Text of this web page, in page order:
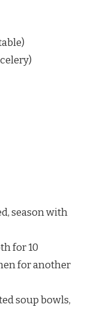
season with
for 10
for another
soup bowls,